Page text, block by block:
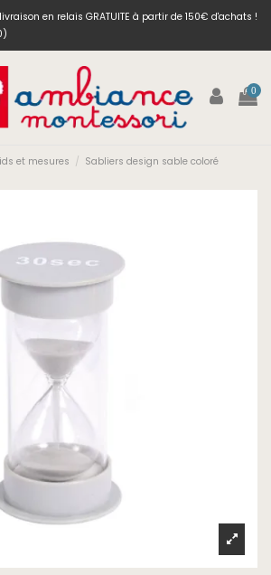
en relais GRATUITE à partir de 150€ d'achats !
)
0
et mesures Sabliers design sable coloré